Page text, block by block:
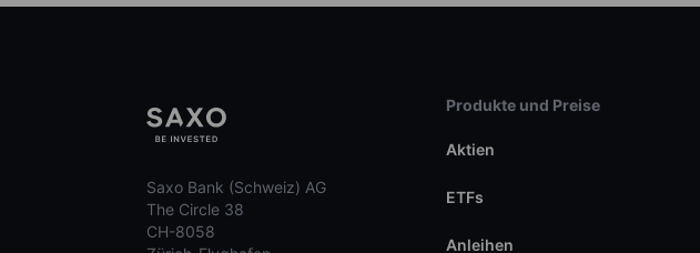
Saxo Bank (Schweiz) AG
The Circle 38
CH-8058
Produkte und Preise
Aktien
ETFs
Anleihen